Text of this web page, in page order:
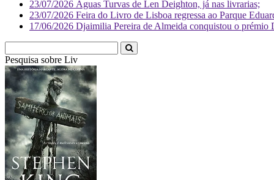
23/07/2026 Águas Turvas de Len Deighton, já nas livrarias;
23/07/2026 Feira do Livro de Lisboa regressa ao Parque
17/06/2026 Djaimilia Pereira de Almeida conquistou o
Pesquisa sobre Literatura